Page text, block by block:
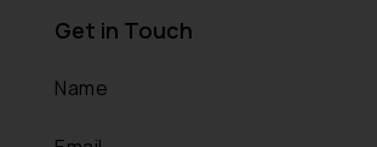
Get in Touch